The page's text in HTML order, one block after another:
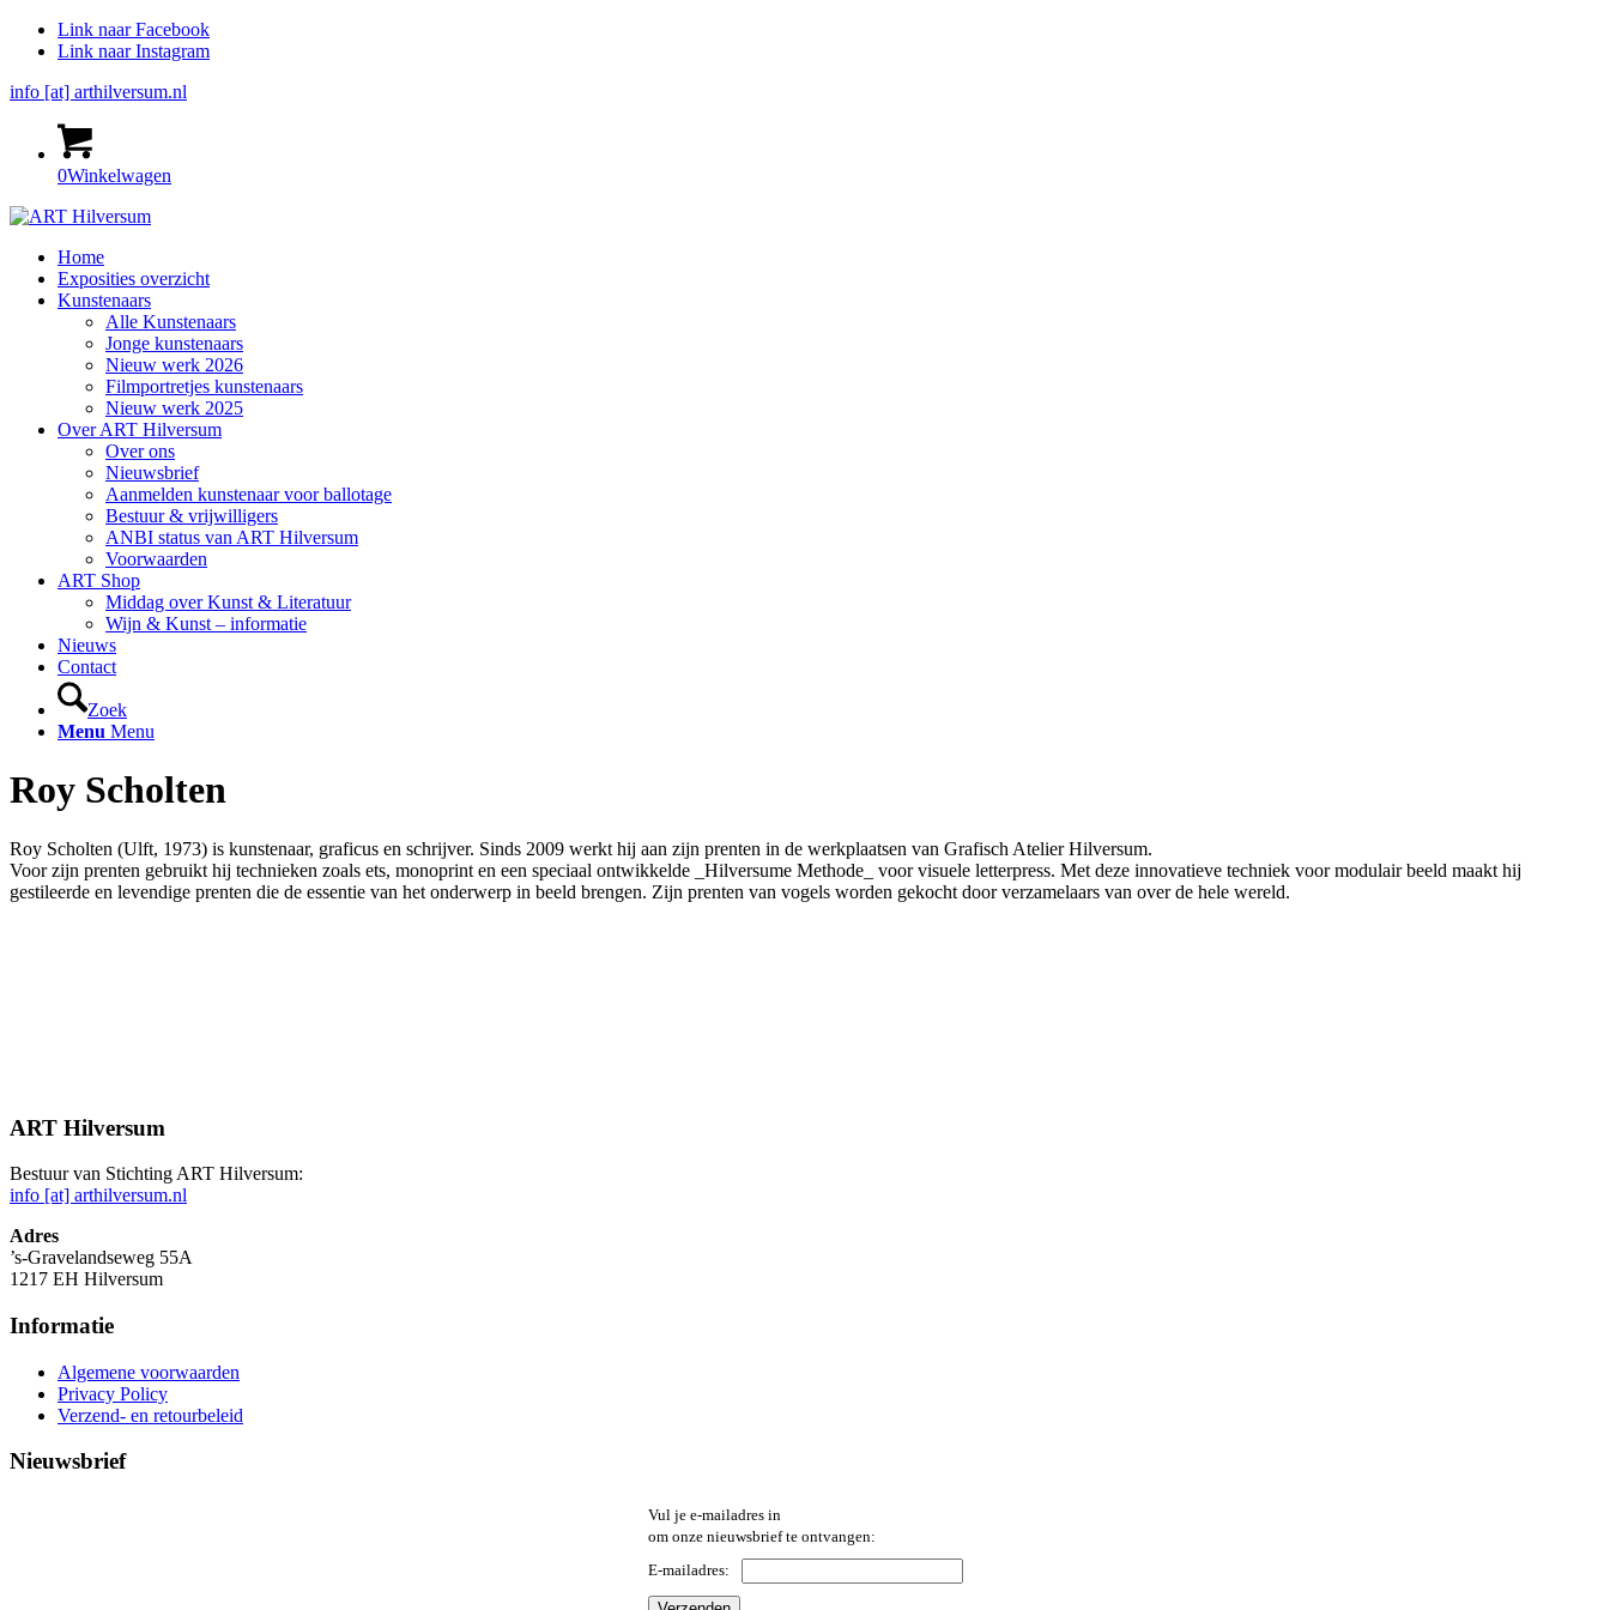
Link naar Facebook
Link naar Instagram
info [at] arthilversum.nl
0Winkelwagen
Home
Exposities overzicht
Kunstenaars
Alle Kunstenaars
Jonge kunstenaars
Nieuw werk 2026
Filmportretjes kunstenaars
Nieuw werk 2025
Over ART Hilversum
Over ons
Nieuwsbrief
Aanmelden kunstenaar voor ballotage
Bestuur & vrijwilligers
ANBI status van ART Hilversum
Voorwaarden
ART Shop
Middag over Kunst & Literatuur
Wijn & Kunst – informatie
Nieuws
Contact
Zoek
Menu Menu
Roy Scholten
Roy Scholten (Ulft, 1973) is kunstenaar, graficus en schrijver. Sinds 2009 werkt hij aan zijn prenten in de werkplaatsen van Grafisch Atelier Hilversum.
Voor zijn prenten gebruikt hij technieken zoals ets, monoprint en een speciaal ontwikkelde _Hilversume Methode_ voor visuele letterpress. Met deze innovatieve techniek voor modulair beeld maakt hij
gestileerde en levendige prenten die de essentie van het onderwerp in beeld brengen. Zijn prenten van vogels worden gekocht door verzamelaars van over de hele wereld.
ART Hilversum
Bestuur van Stichting ART Hilversum:
info [at] arthilversum.nl
Adres
’s-Gravelandseweg 55A
1217 EH Hilversum
Informatie
Algemene voorwaarden
Privacy Policy
Verzend- en retourbeleid
Nieuwsbrief
Vul je e-mailadres in
om onze nieuwsbrief te ontvangen:
E-mailadres: